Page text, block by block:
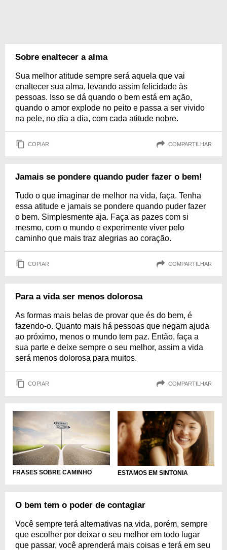
Sobre enaltecer a alma
Sua melhor atitude sempre será aquela que vai
enaltecer sua alma, levando assim felicidade às
pessoas. Isso se dá quando o bem está em ação,
quando o amor explode no peito e passa a ser vivido
na pele, no dia a dia, com cada atitude nobre.
COPIAR COMPARTILHAR
Jamais se pondere quando puder fazer o bem!
Tudo o que imaginar de melhor na vida, faça. Tenha
essa atitude e jamais se pondere quando puder fazer
o bem. Simplesmente aja. Faça as pazes com si
mesmo, com o mundo e experimente viver pelo
caminho que mais traz alegrias ao coração.
COPIAR COMPARTILHAR
Para a vida ser menos dolorosa
As formas mais belas de provar que és do bem, é
fazendo-o. Quanto mais há pessoas que negam ajuda
ao próximo, menos o mundo tem paz. Então, faça a
sua parte e deixe sempre o seu melhor, assim a vida
será menos dolorosa para muitos.
COPIAR COMPARTILHAR
FRASES SOBRE CAMINHO ESTAMOS EM SINTONIA
O bem tem o poder de contagiar
Você sempre terá alternativas na vida, porém, sempre
que escolher por deixar o seu melhor em todo lugar
que passar, você aprenderá mais coisas e terá em seu